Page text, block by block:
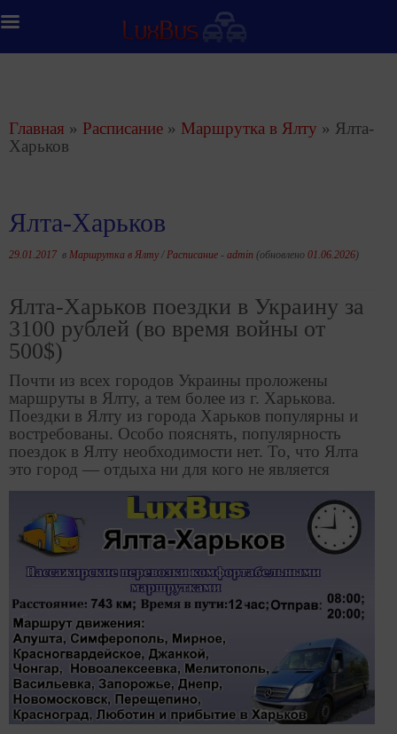
Главная » Расписание » Маршрутка в Ялту » Ялта-
Харьков
Ялта-Харьков
29.01.2017 в Маршрутка в Ялту /Расписание - admin (обновлено 01.06.2026)
Ялта-Харьков поездки в Украину за
3100 рублей (во время войны от
500$)
Почти из всех городов Украины проложены
маршруты в Ялту, а тем более из г. Харькова.
Поездки в Ялту из города Харьков популярны и
востребованы. Особо пояснять, популярность
поездок в Ялту необходимости нет. То, что Ялта
это город — отдыха ни для кого не является